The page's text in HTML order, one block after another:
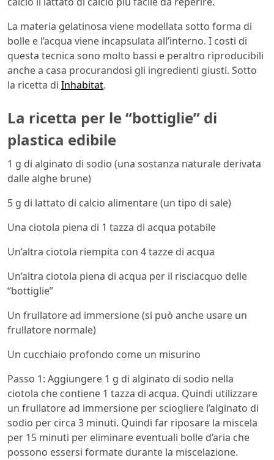
La materia gelatinosa viene modellata sotto forma di
bolle e l’acqua viene incapsulata all’interno. I costi di
questa tecnica sono molto bassi e peraltro riproducibili
anche a casa procurandosi gli ingredienti giusti. Sotto
la ricetta di Inhabitat.
La ricetta per le “bottiglie” di
plastica edibile
1 g di alginato di sodio (una sostanza naturale derivata
dalle alghe brune)
5 g di lattato di calcio alimentare (un tipo di sale)
Una ciotola piena di 1 tazza di acqua potabile
Un’altra ciotola riempita con 4 tazze di acqua
Un’altra ciotola piena di acqua per il risciacquo delle
“bottiglie”
Un frullatore ad immersione (si può anche usare un
frullatore normale)
Un cucchiaio profondo come un misurino
Passo 1: Aggiungere 1 g di alginato di sodio nella
ciotola che contiene 1 tazza di acqua. Quindi utilizzare
un frullatore ad immersione per sciogliere l’alginato di
sodio per circa 3 minuti. Quindi far riposare la miscela
per 15 minuti per eliminare eventuali bolle d’aria che
possono essersi formate durante la miscelazione.